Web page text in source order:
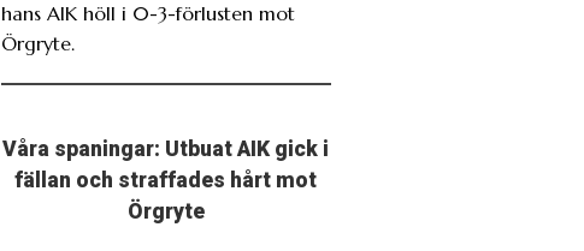
hans AIK höll i 0-3-förlusten mot
Örgryte.
Våra spaningar: Utbuat AIK gick i
fällan och straffades hårt mot
Örgryte